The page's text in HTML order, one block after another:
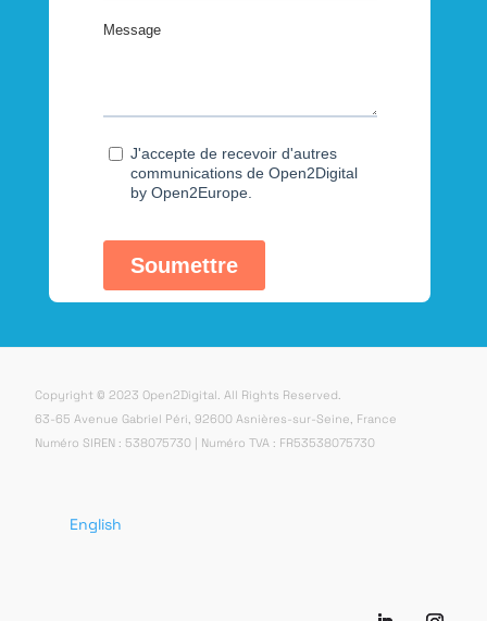
Copyright © 2023 Open2Digital. All Rights Reserved.
63-65 Avenue Gabriel Péri, 92600 Asnières-sur-Seine, France
Numéro SIREN : 538075730 | Numéro TVA : FR53538075730
English